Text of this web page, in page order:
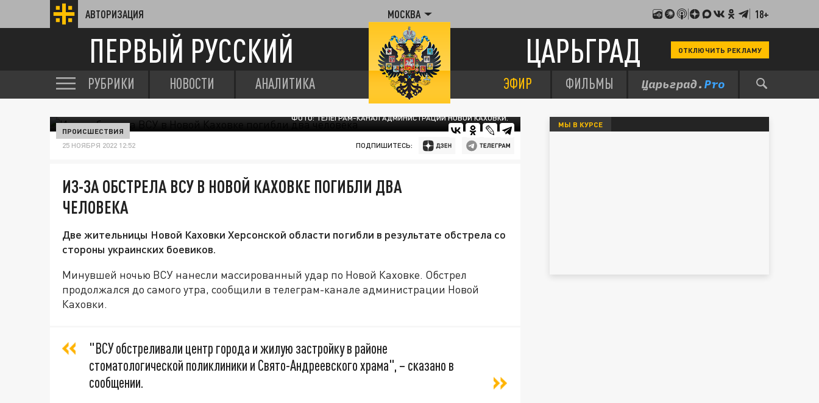
АВТОРИЗАЦИЯ МОСКВА 18+
ПЕРВЫЙ РУССКИЙ ЦАРЬГРАД ОТКЛЮЧИТЬ РЕКЛАМУ
РУБРИКИ НОВОСТИ АНАЛИТИКА ЭФИР ФИЛЬМЫ
ФОТО: ТЕЛЕГРАМ-КАНАЛ АДМИНИСТРАЦИИ НОВОЙ КАХОВКИ.
ПРОИСШЕСТВИЯ
25 НОЯБРЯ 2022 12:52 ПОДПИШИТЕСЬ:
ИЗ-ЗА ОБСТРЕЛА ВСУ В НОВОЙ КАХОВКЕ ПОГИБЛИ ДВА
ЧЕЛОВЕКА
Две жительницы Новой Каховки Херсонской области погибли в результате обстрела со
стороны украинских боевиков.
Минувшей ночью ВСУ нанесли массированный удар по Новой Каховке. Обстрел
продолжался до самого утра, сообщили в телеграм-канале администрации Новой
Каховки.
"ВСУ обстреливали центр города и жилую застройку в районе
стоматологической поликлиники и Свято-Андреевского храма", – сказано в
сообщении.
МЫ В КУРСЕ